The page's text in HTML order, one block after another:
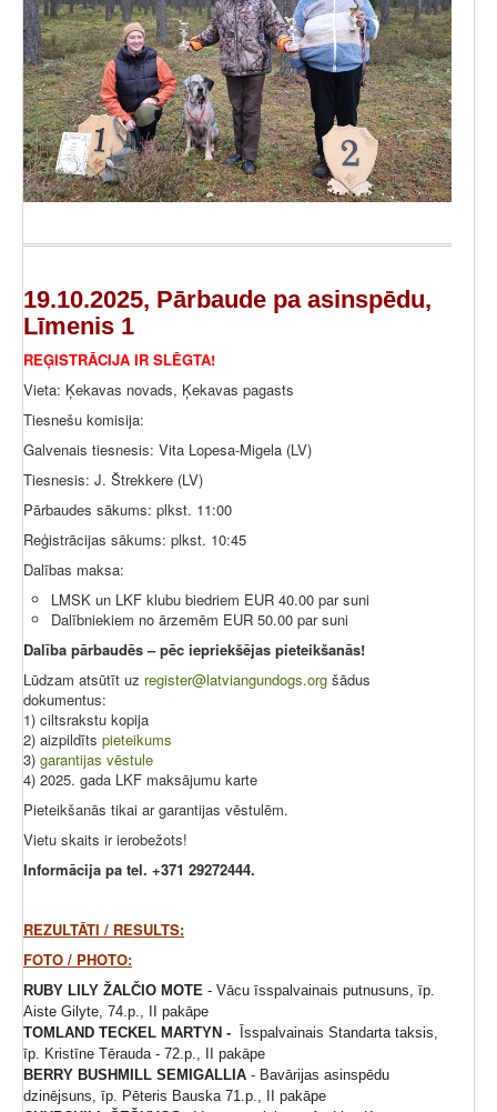
19.10.2025, Pārbaude pa asinspēdu,
Līmenis 1
REĢISTRĀCIJA IR SLĒGTA!
Vieta: Ķekavas novads, Ķekavas pagasts
Tiesnešu komisija:
Galvenais tiesnesis: Vita Lopesa-Migela (LV)
Tiesnesis: J. Štrekkere (LV)
Pārbaudes sākums: plkst. 11:00
Reģistrācijas sākums: plkst. 10:45
Dalības maksa:
LMSK un LKF klubu biedriem EUR 40.00 par suni
Dalībniekiem no ārzemēm EUR 50.00 par suni
Dalība pārbaudēs – pēc iepriekšējas pieteikšanās!
Lūdzam atsūtīt uz register@latviangundogs.org šādus
dokumentus:
1) ciltsrakstu kopija
2) aizpildīts pieteikums
3) garantijas vēstule
4) 2025. gada LKF maksājumu karte
Pieteikšanās tikai ar garantijas vēstulēm.
Vietu skaits ir ierobežots!
Informācija pa tel. +371 29272444.
REZULTĀTI / RESULTS:
FOTO / PHOTO:
RUBY LILY ŽALČIO MOTE - Vācu īsspalvainais putnusuns, īp.
Aiste Gilyte, 74.p., II pakāpe
TOMLAND TECKEL MARTYN -
Īsspalvainais Standarta taksis,
īp. Kristīne Tērauda - 72.p., II pakāpe
BERRY BUSHMILL SEMIGALLIA - Bavārijas asinspēdu
dzinējsuns, īp. Pēteris Bauska 71.p., II pakāpe